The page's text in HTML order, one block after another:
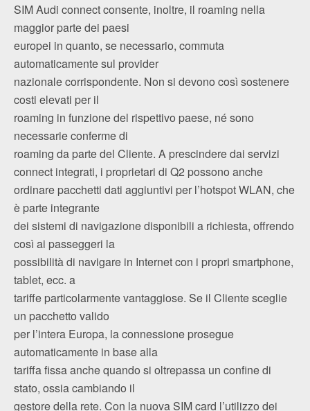
SIM Audi connect consente, inoltre, il roaming nella
maggior parte dei paesi
europei in quanto, se necessario, commuta
automaticamente sul provider
nazionale corrispondente. Non si devono così sostenere
costi elevati per il
roaming in funzione del rispettivo paese, né sono
necessarie conferme di
roaming da parte del Cliente. A prescindere dai servizi
connect integrati, i proprietari di Q2 possono anche
ordinare pacchetti dati aggiuntivi per l’hotspot WLAN, che
è parte integrante
dei sistemi di navigazione disponibili a richiesta, offrendo
così ai passeggeri la
possibilità di navigare in Internet con i propri smartphone,
tablet, ecc. a
tariffe particolarmente vantaggiose. Se il Cliente sceglie
un pacchetto valido
per l’intera Europa, la connessione prosegue
automaticamente in base alla
tariffa fissa anche quando si oltrepassa un confine di
stato, ossia cambiando il
gestore della rete. Con la nuova SIM card l’utilizzo dei